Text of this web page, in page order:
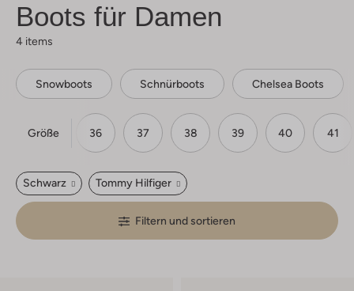
Boots für Damen
4 items
Snowboots Schnürboots Chelsea Boots
Größe 36 37 38 39 40 41
Schwarz Tommy Hilfiger
Filtern und sortieren